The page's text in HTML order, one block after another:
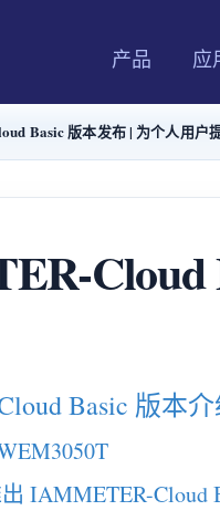
产品 应
Basic 版本发布 | 为个人用户
Cloud
Basic 版本
IAMMETER-Cloud